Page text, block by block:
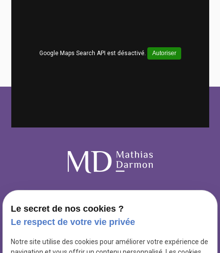
Google Maps Search API est désactivé. Autoriser
place
1 Bis Rue de Bretonvilliers
Le secret de nos cookies ?
Le respect de votre vie privée
Notre site utilise des cookies pour améliorer votre expérience de